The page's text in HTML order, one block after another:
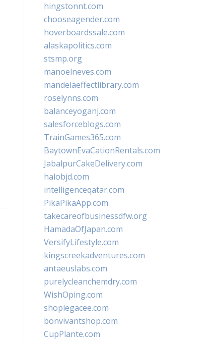
hingstonnt.com
chooseagender.com
hoverboardssale.com
alaskapolitics.com
stsmp.org
manoelneves.com
mandelaeffectlibrary.com
roselynns.com
balanceyoganj.com
salesforceblogs.com
TrainGames365.com
BaytownEvaCationRentals.com
JabalpurCakeDelivery.com
halobjd.com
intelligenceqatar.com
PikaPikaApp.com
takecareofbusinessdfw.org
HamadaOfJapan.com
VersifyLifestyle.com
kingscreekadventures.com
antaeuslabs.com
purelycleanchemdry.com
WishOping.com
shoplegacee.com
bonvivantshop.com
CupPlante.com